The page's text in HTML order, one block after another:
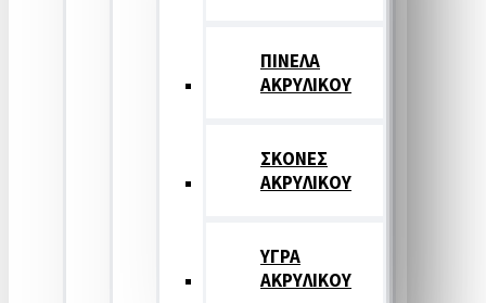
ΠΙΝΕΛΑ
ΑΚΡΥΛΙΚΟΥ
ΣΚΟΝΕΣ
ΑΚΡΥΛΙΚΟΥ
ΥΓΡΑ
ΑΚΡΥΛΙΚΟΥ